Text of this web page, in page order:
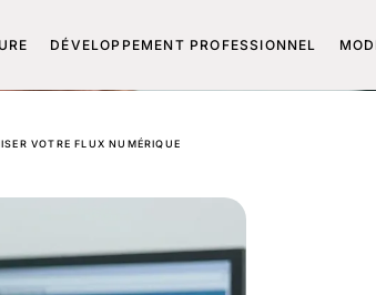
DÉVELOPPEMENT PROFESSIONNEL
VOTRE FLUX NUMÉRIQUE